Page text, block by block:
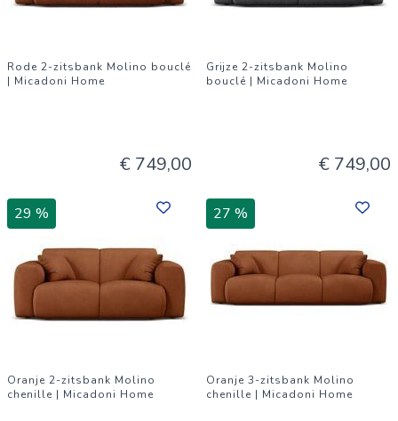
Rode 2-zitsbank Molino bouclé
| Micadoni Home
€ 749,00
Grijze 2-zitsbank Molino
bouclé | Micadoni Home
€ 749,00
29 %
Oranje 2-zitsbank Molino
chenille | Micadoni Home
27 %
Oranje 3-zitsbank Molino
chenille | Micadoni Home